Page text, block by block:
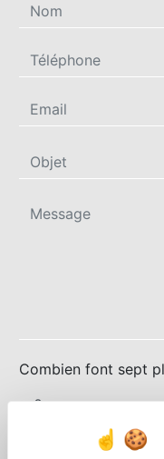
Combien font sept
En cochant